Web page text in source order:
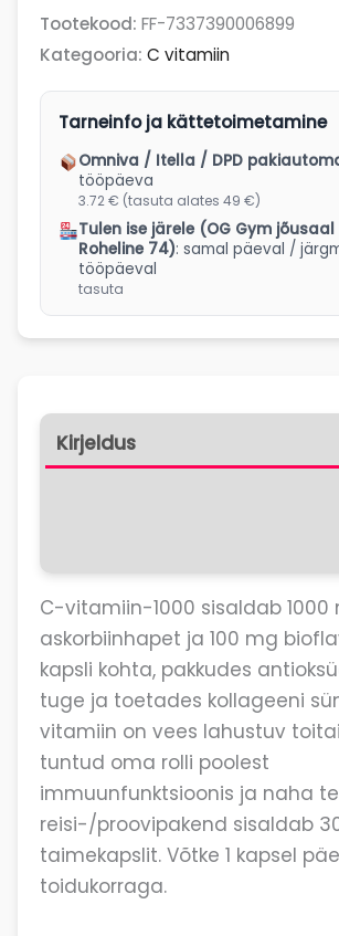
Tootekood: FF-7337390006899
Kategooria: C vitamiin
Tarneinfo ja kättetoimetamine
Omniva / Itella / DPD
tööpäeva
3.72 € (tasuta alates 49 €)
Tulen ise järele (OG Gym jõusaal
Roheline 74): samal päeval /
tööpäeval
tasuta
Kirjeldus
C-vitamiin-1000 sisaldab 1000
askorbiinhapet ja 100 mg
kapsli kohta, pakkudes
tuge ja toetades kollageeni
vitamiin on vees lahustuv
tuntud oma rolli poolest
immuunfunktsioonis ja naha
reisi-/proovipakend sisaldab
taimekapslit. Võtke 1 kapsel
toidukorraga.